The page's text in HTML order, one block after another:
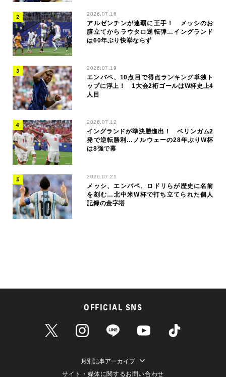
2026.07.16
アルゼンチンが連覇に王手！ メッシのお
膳立てからラウタロ逆転弾…イングランド
は60年ぶり快挙ならず
2026.07.19
エンバペ、10点目で得点ランキング単独ト
ップに浮上！ 1大会2桁ゴールはW杯史上4
人目
2026.07.12
イングランドが準決勝進出！ ベリンガム2
発で逆転勝利…ノルウェーの28年ぶりW杯
は8強で幕
2026.07.21
メッシ、エンバペ、ロドリらが歴史に名前
を刻む…北中米W杯で打ち立てられた個人
記録の金字塔
OFFICIAL SNS
月別記事アーカイブ
サイト・媒体に関するお問い合わせ